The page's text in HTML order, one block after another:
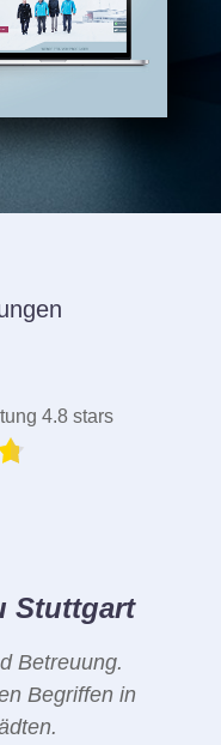
4.8 stars
Stuttgart
Betreuung.
Begriffen in